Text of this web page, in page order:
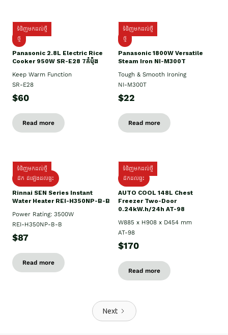
ទំនិញមកដល់ថ្មី
ថ្មី
Panasonic 2.8L Electric Rice
Cooker 950W SR-E28 7កំប៉ុង
Keep Warm Function
SR-E28
$60
Read more
ទំនិញមកដល់ថ្មី
ថ្មី
Panasonic 1800W Versatile
Steam Iron NI-M300T
Tough & Smooth Ironing
NI-M300T
$22
Read more
ទំនិញមកដល់ថ្មី
ដឹក ដំឡើងដល់ផ្ទះ
Rinnai SEN Series Instant
Water Heater REI-H350NP-B-B
Power Rating: 3500W
REI-H350NP-B-B
$87
Read more
ទំនិញមកដល់ថ្មី
ដឹកដល់ផ្ទះ
AUTO COOL 148L Chest
Freezer Two-Door
0.24kW.h/24h AT-98
W885 x H908 x D454 mm
AT-98
$170
Read more
Next